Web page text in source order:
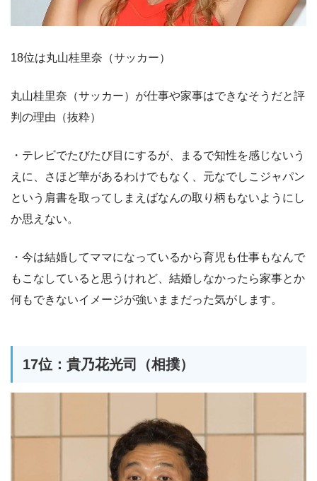
18位は丸山桂里奈（サッカー）
丸山桂里奈（サッカー）が仕事や家事はできなそうだと評
判の理由（抜粋）
・テレビでたびたび目にするが、まるで知性を感じないう
えに、さほど華があるわけでもなく、元なでしこジャパン
という肩書を取ってしまえばなんの取り柄もないようにし
か思えない。
・今は結婚してママになっているから育児も仕事もなんで
もこなしていると思うけれど、結婚しなかったら家事とか
何もできないイメージが強いままだった気がします。
17位：貴乃花光司（相撲）